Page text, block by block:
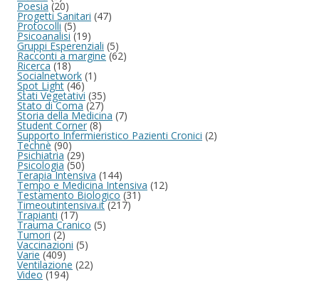
Poesia (20)
Progetti Sanitari (47)
Protocolli(5)
Psicoanalisi (19)
Gruppi Esperenziali (5)
Racconti a margine (62)
Ricerca(18)
Socialnetwork (1)
Spot Light(46)
Stati Vegetativi (35)
Stato di Coma(27)
Storia della Medicina (7)
Student Corner(8)
Supporto Infermieristico Pazienti Cronici (2)
Technè(90)
Psichiatria (29)
Psicologia (50)
Terapia Intensiva (144)
Tempo e Medicina Intensiva (12)
Testamento Biologico(31)
Timeoutintensiva.it(217)
Trapianti(17)
Trauma Cranico (5)
Tumori(2)
Vaccinazioni (5)
Varie(409)
Ventilazione (22)
Video(194)